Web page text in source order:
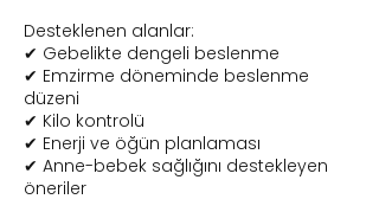
Desteklenen alanlar:
✔ Gebelikte dengeli beslenme
✔ Emzirme döneminde beslenme
düzeni
✔ Kilo kontrolü
✔ Enerji ve öğün planlaması
✔ Anne-bebek sağlığını destekleyen
öneriler